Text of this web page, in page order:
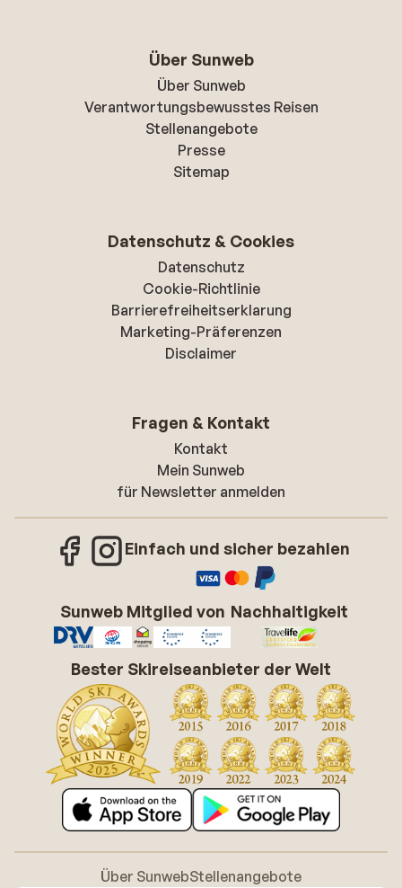
Über Sunweb
Über Sunweb
Verantwortungsbewusstes Reisen
Stellenangebote
Presse
Sitemap
Datenschutz & Cookies
Datenschutz
Cookie-Richtlinie
Barrierefreiheitserklarung
Marketing-Präferenzen
Disclaimer
Fragen & Kontakt
Kontakt
Mein Sunweb
für Newsletter anmelden
Einfach und sicher bezahlen
Sunweb Mitglied von Nachhaltigkeit
Bester Skireiseanbieter der Welt
Über SunwebStellenangebote